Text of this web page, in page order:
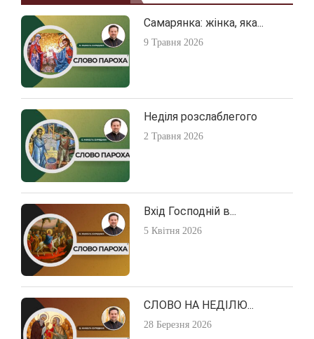
Самарянка: жінка, яка...
9 Травня 2026
Неділя розслаблегого
2 Травня 2026
Вхід Господній в...
5 Квітня 2026
СЛОВО НА НЕДІЛЮ...
28 Березня 2026